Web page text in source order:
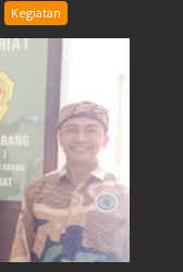
Kegiatan